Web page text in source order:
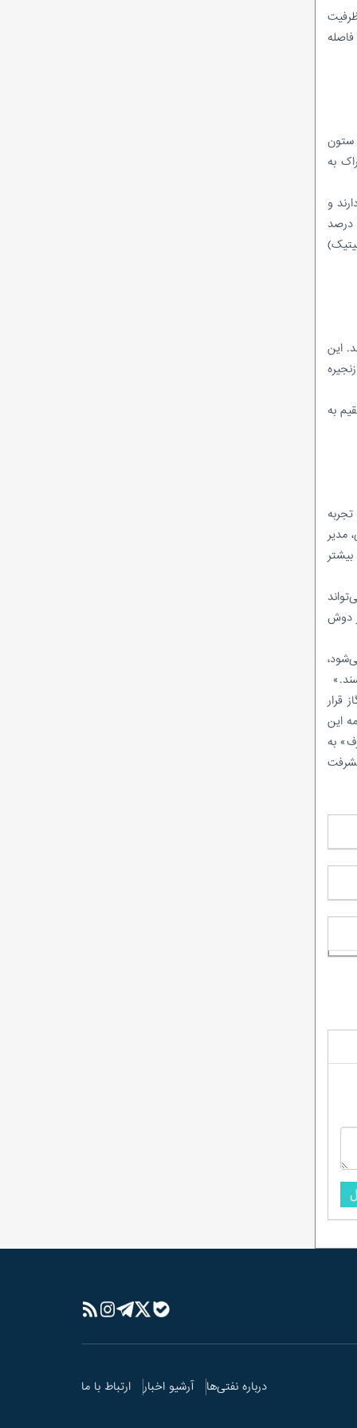
این افت ظرفیت
این ستون
خوراک به
و
هر بار که ایران نتواند تعهدات صادراتی خود را عملی کند، بخشی از بازار به رقیبان واگذار می‌شود. در سال ۱۴۰۰، ایران تنها توانست ۴۲ درصد
این
خسارت مستقیم به
مدیر
بر دوش
قرار
این
به
درباره نفتی‌ها آرشیو اخبار ارتباط با ما